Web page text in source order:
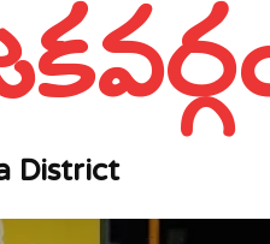
District